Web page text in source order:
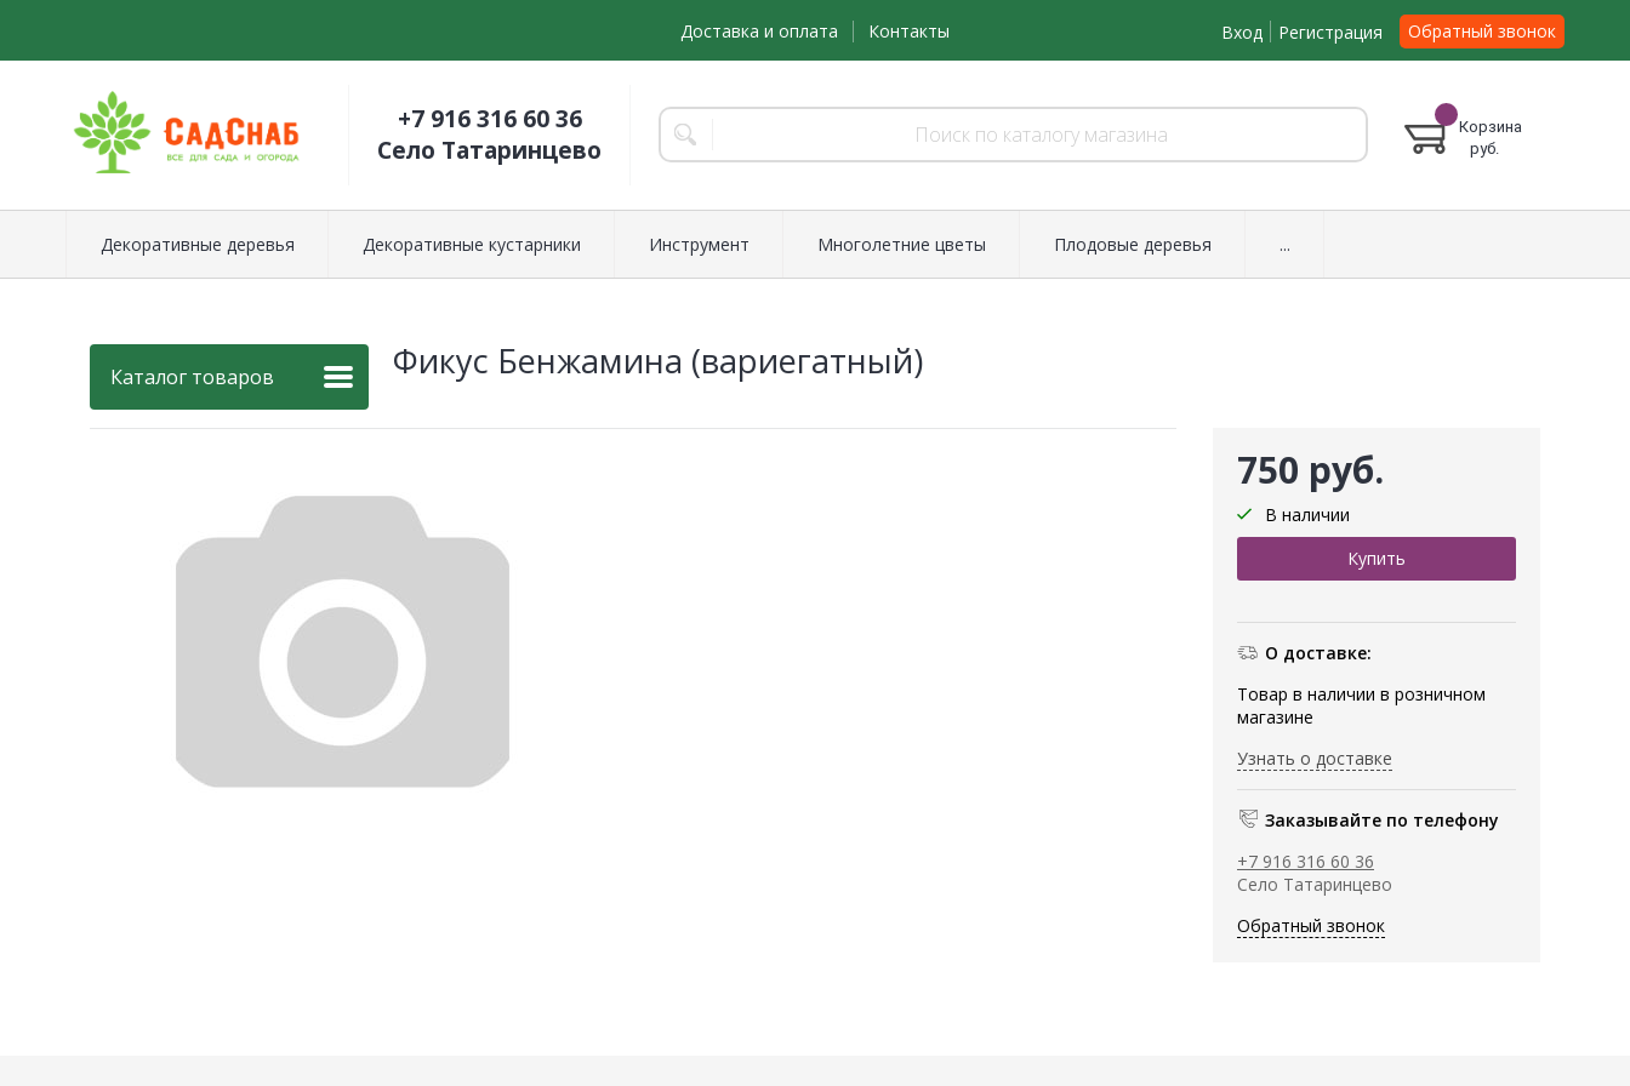
Доставка и оплата Контакты Вход Регистрация Обратный звонок
+7 916 316 60 36
Село Татаринцево
Корзина
руб.
Декоративные деревья Декоративные кустарники Инструмент Многолетние цветы Плодовые деревья ...
Каталог товаров Фикус Бенжамина (вариегатный)
750 руб.
В наличии
О доставке:
Товар в наличии в розничном
магазине
Узнать о доставке
Заказывайте по телефону
+7 916 316 60 36
Село Татаринцево
Обратный звонок